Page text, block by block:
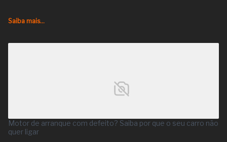
Saiba mais...
Motor de arranque com defeito? Saiba por que o seu carro não
quer ligar